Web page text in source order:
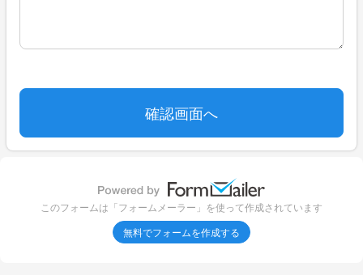
このフォームは「フォームメーラー」を使って作成されています
無料でフォームを作成する